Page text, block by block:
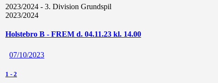
2023/2024 - 3. Division Grundspil
2023/2024
Holstebro B - FREM d. 04.11.23 kl. 14.00
07/10/2023
1 - 2